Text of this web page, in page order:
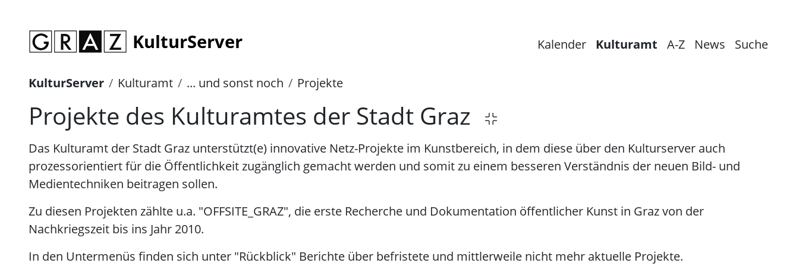
KulturServer Kalender Kulturamt A-Z News Suche
KulturServer Kulturamt ... und sonst noch Projekte
Projekte des Kulturamtes der Stadt Graz
Das Kulturamt der Stadt Graz unterstützt(e) innovative Netz-Projekte im Kunstbereich, in dem diese über den Kulturserver auch
prozessorientiert für die Öffentlichkeit zugänglich gemacht werden und somit zu einem besseren Verständnis der neuen Bild- und
Medientechniken beitragen sollen.
Zu diesen Projekten zählte u.a. "OFFSITE_GRAZ", die erste Recherche und Dokumentation öffentlicher Kunst in Graz von der
Nachkriegszeit bis ins Jahr 2010.
In den Untermenüs finden sich unter "Rückblick" Berichte über befristete und mittlerweile nicht mehr aktuelle Projekte.